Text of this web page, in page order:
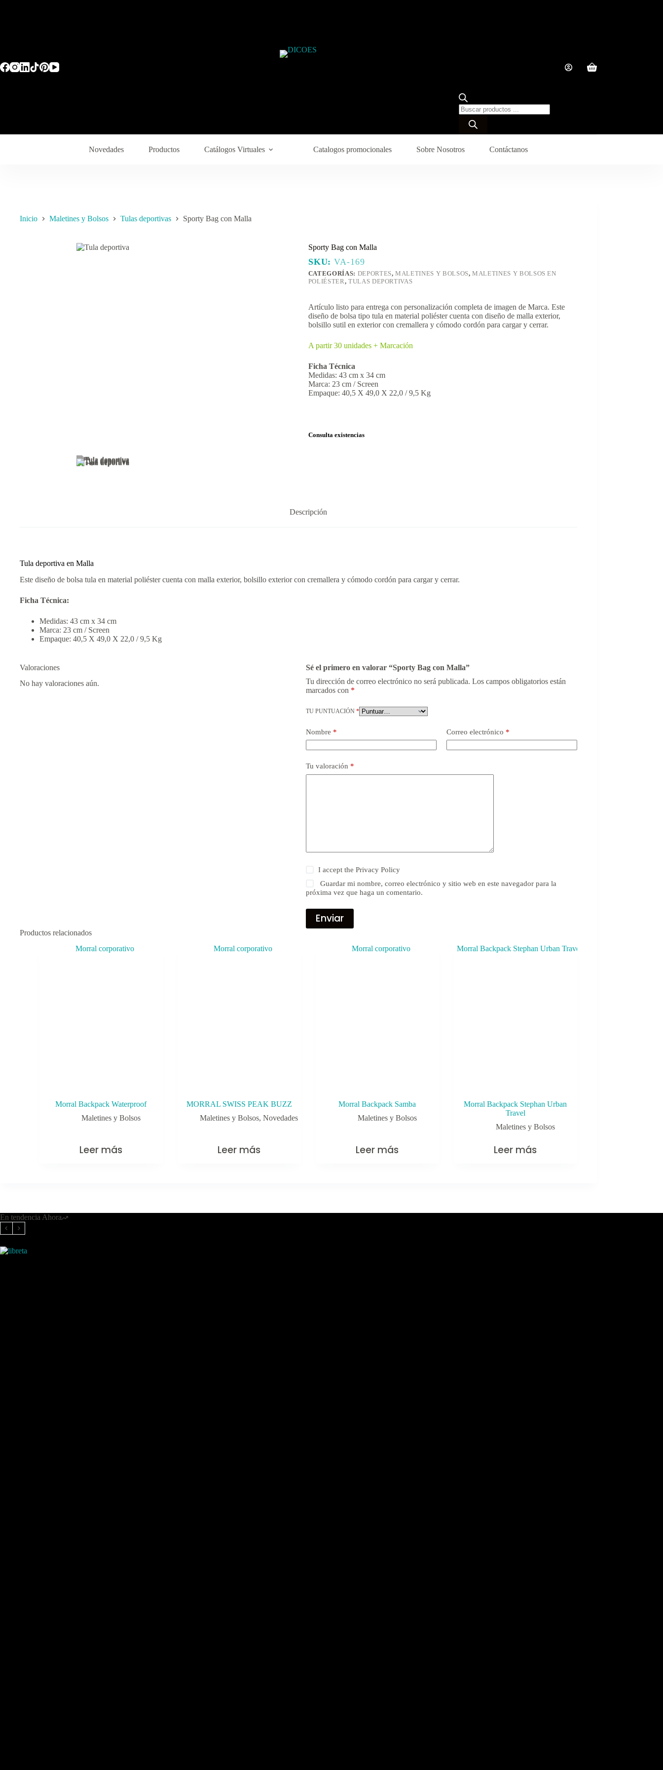
Novedades Productos Catálogos Virtuales Catalogos promocionales Sobre Nosotros Contáctanos
Inicio Maletines y Bolsos Tulas deportivas Sporty Bag con Malla
Sporty Bag con Malla
SKU:VA-169
CATEGORÍAS: DEPORTES,MALETINES Y BOLSOS,MALETINES Y BOLSOS EN
POLIÉSTER, TULAS DEPORTIVAS
Artículo listo para entrega con personalización completa de imagen de Marca. Este
diseño de bolsa tipo tula en material poliéster cuenta con diseño de malla exterior,
bolsillo sutil en exterior con cremallera y cómodo cordón para cargar y cerrar.
A partir 30 unidades + Marcación
Ficha Técnica
Medidas: 43 cm x 34 cm
Marca: 23 cm / Screen
Empaque: 40,5 X 49,0 X 22,0 / 9,5 Kg
Consulta existencias
Descripción
Tula deportiva en Malla
Este diseño de bolsa tula en material poliéster cuenta con malla exterior, bolsillo exterior con cremallera y cómodo cordón para cargar y cerrar.
Ficha Técnica:
Medidas: 43 cm x 34 cm
Marca: 23 cm / Screen
Empaque: 40,5 X 49,0 X 22,0 / 9,5 Kg
Valoraciones
No hay valoraciones aún.
Sé el primero en valorar “Sporty Bag con Malla”
Tu dirección de correo electrónico no será publicada. Los campos obligatorios están
marcados con *
TU PUNTUACIÓN *
Nombre * Correo electrónico *
Tu valoración *
I accept the Privacy Policy
Guardar mi nombre, correo electrónico y sitio web en este navegador para la
próxima vez que haga un comentario.
Enviar
Productos relacionados
Morral Backpack Waterproof
Maletines y Bolsos
Leer más
MORRAL SWISS PEAK BUZZ
Maletines y Bolsos,Novedades
Leer más
Morral Backpack Samba
Maletines y Bolsos
Leer más
Morral Backpack Stephan Urban
Travel
Maletines y Bolsos
Leer más
En tendencia Ahora